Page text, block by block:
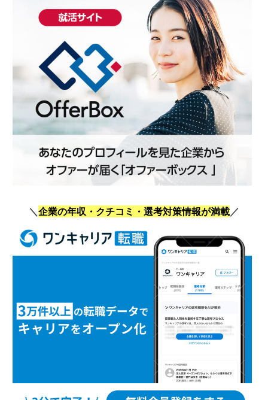
＼ 企業の年収・クチコミ・選考対策情報が満載／